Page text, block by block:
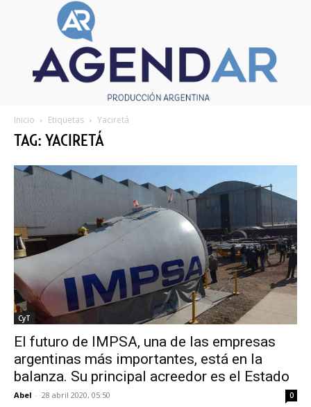
Inicio Etiquetas Yaciretá
TAG: YACIRETÁ
CyT
El futuro de IMPSA, una de las empresas
argentinas más importantes, está en la
balanza. Su principal acreedor es el Estado
Abel - 28 abril 2020, 05:50 0